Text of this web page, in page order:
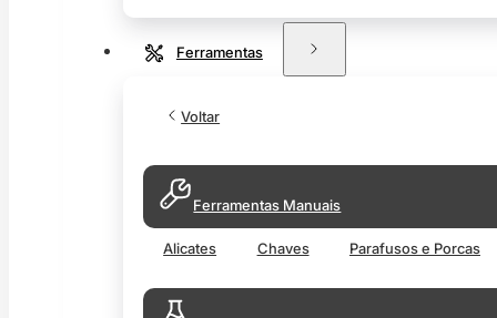
Ferramentas
Voltar
Ferramentas Manuais
Alicates Chaves Parafusos e Porcas